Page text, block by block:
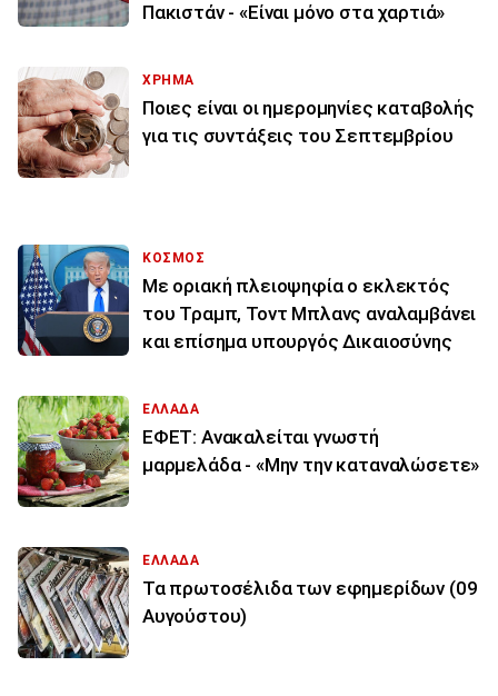
Πακιστάν - «Είναι μόνο στα χαρτιά»
ΧΡΗΜΑ
Ποιες είναι οι ημερομηνίες καταβολής
για τις συντάξεις του Σεπτεμβρίου
ΚΟΣΜΟΣ
Με οριακή πλειοψηφία ο εκλεκτός
του Τραμπ, Τοντ Μπλανς αναλαμβάνει
και επίσημα υπουργός Δικαιοσύνης
ΕΛΛΑΔΑ
ΕΦΕΤ: Ανακαλείται γνωστή
μαρμελάδα - «Μην την καταναλώσετε»
ΕΛΛΑΔΑ
Τα πρωτοσέλιδα των εφημερίδων (09
Αυγούστου)